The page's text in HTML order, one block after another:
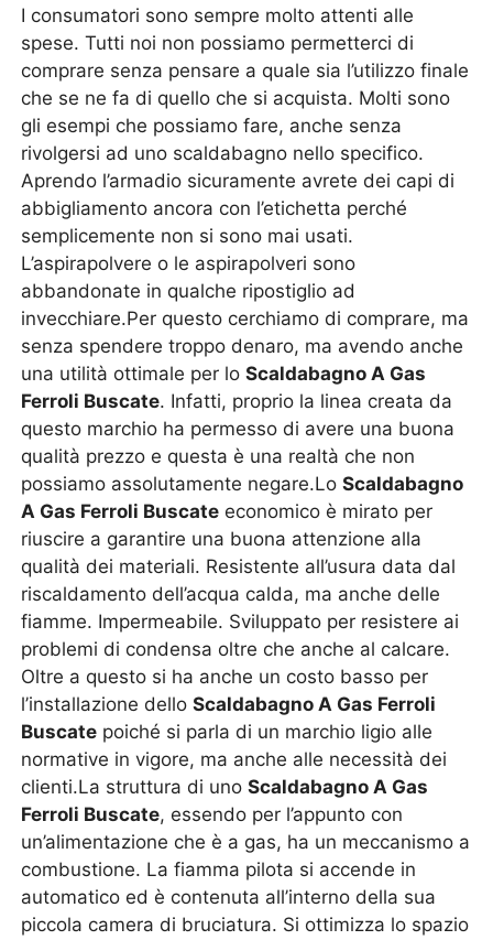
I consumatori sono sempre molto attenti alle
spese. Tutti noi non possiamo permetterci di
comprare senza pensare a quale sia l’utilizzo finale
che se ne fa di quello che si acquista. Molti sono
gli esempi che possiamo fare, anche senza
rivolgersi ad uno scaldabagno nello specifico.
Aprendo l’armadio sicuramente avrete dei capi di
abbigliamento ancora con l’etichetta perché
semplicemente non si sono mai usati.
L’aspirapolvere o le aspirapolveri sono
abbandonate in qualche ripostiglio ad
invecchiare.Per questo cerchiamo di comprare, ma
senza spendere troppo denaro, ma avendo anche
una utilità ottimale per loScaldabagno A Gas
Ferroli Buscate. Infatti, proprio la linea creata da
questo marchio ha permesso di avere una buona
qualità prezzo e questa è una realtà che non
possiamo assolutamente negare.LoScaldabagno
A Gas Ferroli Buscate economico è mirato per
riuscire a garantire una buona attenzione alla
qualità dei materiali. Resistente all’usura data dal
riscaldamento dell’acqua calda, ma anche delle
fiamme. Impermeabile. Sviluppato per resistere ai
problemi di condensa oltre che anche al calcare.
Oltre a questo si ha anche un costo basso per
l’installazione delloScaldabagno A Gas Ferroli
Buscate poiché si parla di un marchio ligio alle
normative in vigore, ma anche alle necessità dei
clienti.La struttura di unoScaldabagno A Gas
Ferroli Buscate, essendo per l’appunto con
un’alimentazione che è a gas, ha un meccanismo a
combustione. La fiamma pilota si accende in
automatico ed è contenuta all’interno della sua
piccola camera di bruciatura. Si ottimizza lo spazio